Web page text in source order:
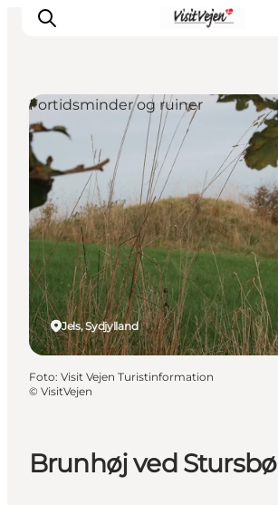
Spise
Sove
Natur
Se og oplev
Byer
Events
Udforsk
Brunhøj ved Stursbøl
Jels, Sydjylland
Fortidsminder og ruiner
Foto: Visit Vejen Turistinformation
© VisitVejen